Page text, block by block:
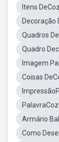
Itens
Decoração
Quadros
Quadro
Imagem
Coisas
Armário
Como